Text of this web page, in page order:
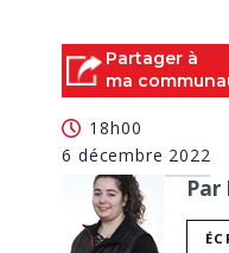
Partager à
ma
18h00
6 décembre 2022
Par